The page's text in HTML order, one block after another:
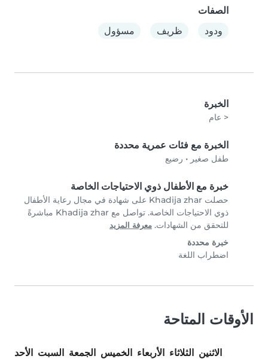
الصفات
ودود
ظريف مسؤول
الخبرة
< عام
الخبرة مع فئات عمرية محددة
طفل صغير • رضيع
خبرة مع الأطفال ذوي الاحتياجات الخاصة
حصلت Khadija zhar على شهادة في مجال رعاية الأطفال
ذوي الاحتياجات الخاصة. تواصل مع Khadija zhar مباشرةً
للتحقق من الشهادات. معرفة المزيد
خبرة محددة
اضطراب اللغة
الأوقات المتاحة
الاثنين الثلاثاء الأربعاء الخميس الجمعة السبت
الأحد